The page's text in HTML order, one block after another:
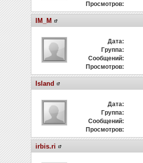
Просмотров:
IM_M
Дата:
Группа:
Сообщений:
Просмотров:
Island
Дата:
Группа:
Сообщений:
Просмотров:
irbis.ri